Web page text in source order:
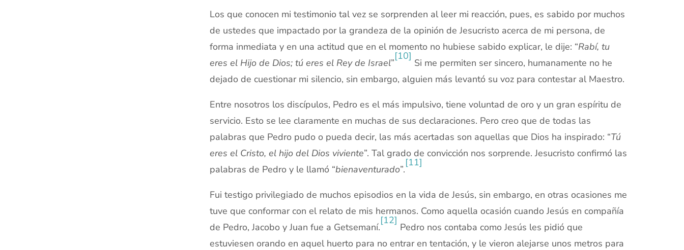
Los que conocen mi testimonio tal vez se sorprenden al leer mi reacción, pues, es sabido por muchos
de ustedes que impactado por la grandeza de la opinión de Jesucristo acerca de mi persona, de
forma inmediata y en una actitud que en el momento no hubiese sabido explicar, le dije: “Rabí, tu
eres el Hijo de Dios; tú eres el Rey de Israel”
[10]
Si me permiten ser sincero, humanamente no he
dejado de cuestionar mi silencio, sin embargo, alguien más levantó su voz para contestar al Maestro.
Entre nosotros los discípulos, Pedro es el más impulsivo, tiene voluntad de oro y un gran espíritu de
servicio. Esto se lee claramente en muchas de sus declaraciones. Pero creo que de todas las
palabras que Pedro pudo o pueda decir, las más acertadas son aquellas que Dios ha inspirado: “Tú
eres el Cristo, el hijo del Dios viviente”. Tal grado de convicción nos sorprende. Jesucristo confirmó las
palabras de Pedro y le llamó “bienaventurado”.
[11]
Fui testigo privilegiado de muchos episodios en la vida de Jesús, sin embargo, en otras ocasiones me
tuve que conformar con el relato de mis hermanos. Como aquella ocasión cuando Jesús en compañía
de Pedro, Jacobo y Juan fue a Getsemaní.
[12]
Pedro nos contaba como Jesús les pidió que
estuviesen orando en aquel huerto para no entrar en tentación, y le vieron alejarse unos metros para